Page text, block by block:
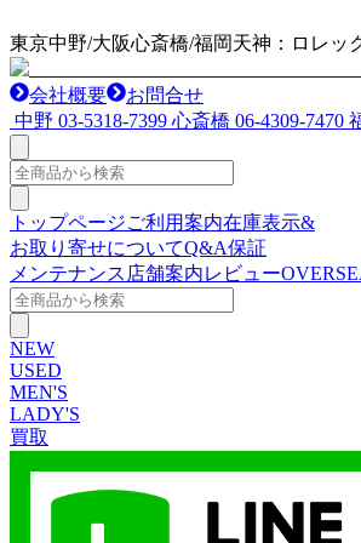
東京中野/大阪心斎橋/福岡天神：ロレ
会社概要
お問合せ
中野 03-5318-7399 心斎橋 06-4309-7470
トップページご利用案内在庫表示&
お取り寄せについてQ&A保証
メンテナンス 店舗案内レビュー
NEW
USED
MEN'S
LADY'S
買取